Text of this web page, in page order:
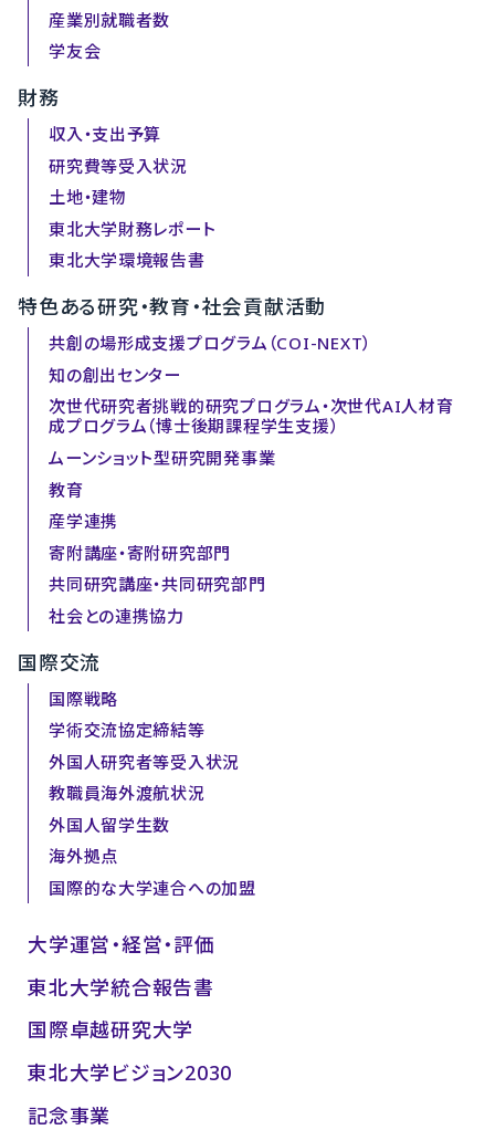
産業別就職者数
学友会
財務
収入・支出予算
研究費等受入状況
土地・建物
東北大学財務レポート
東北大学環境報告書
特色ある研究・教育・社会貢献活動
共創の場形成支援プログラム（COI-NEXT）
知の創出センター
次世代研究者挑戦的研究プログラム・次世代AI人材育
成プログラム（博士後期課程学生支援）
ムーンショット型研究開発事業
教育
産学連携
寄附講座・寄附研究部門
共同研究講座・共同研究部門
社会との連携協力
国際交流
国際戦略
学術交流協定締結等
外国人研究者等受入状況
教職員海外渡航状況
外国人留学生数
海外拠点
国際的な大学連合への加盟
大学運営・経営・評価
東北大学統合報告書
国際卓越研究大学
東北大学ビジョン2030
記念事業